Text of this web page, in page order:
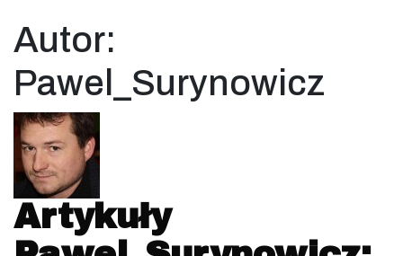
Autor:
Pawel_Surynowicz
Artykuły